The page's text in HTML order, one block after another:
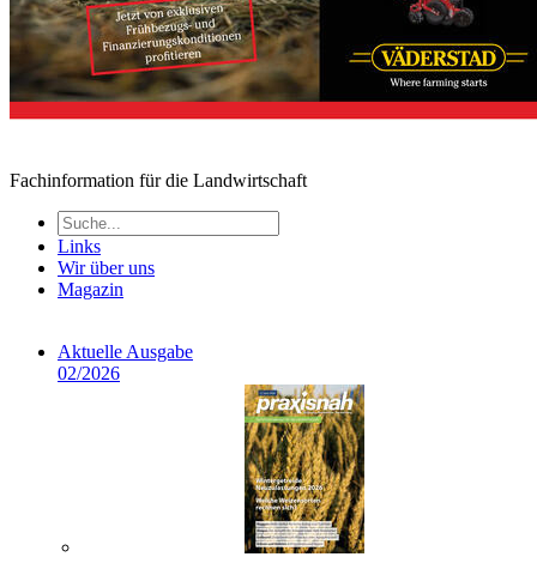
Fachinformation für die Landwirtschaft
Links
Wir über uns
Magazin
Aktuelle Ausgabe
02/2026